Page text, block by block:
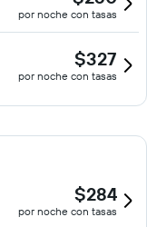
por noche con tasas
$327
por noche con tasas
$284
por noche con tasas